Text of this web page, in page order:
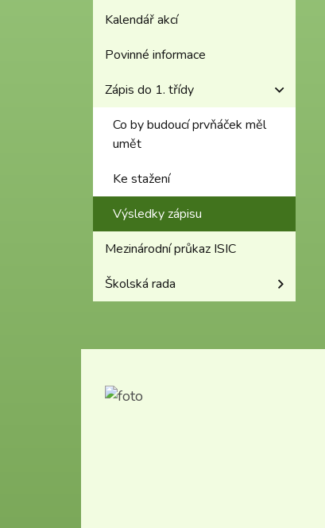
Kalendář akcí
Povinné informace
Zápis do 1. třídy
Co by budoucí prvňáček měl
umět
Ke stažení
Výsledky zápisu
Mezinárodní průkaz ISIC
Školská rada